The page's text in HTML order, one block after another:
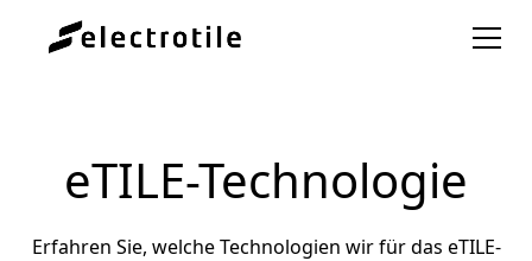
eTILE-Technologie
Erfahren Sie, welche Technologien wir für das eTILE-